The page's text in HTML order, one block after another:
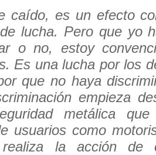
caído, es un efecto
lucha. Pero que yo
o no, estoy
Es una lucha por los
que no haya
empieza
metálica
usuarios como
la acción de